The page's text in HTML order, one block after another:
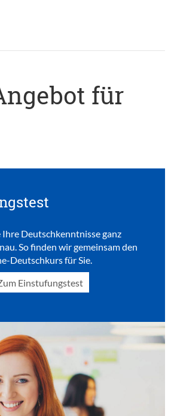
für
Ihre Deutschkenntnisse ganz
So finden wir gemeinsam den
Deutschkurs für Sie.
Einstufungstest